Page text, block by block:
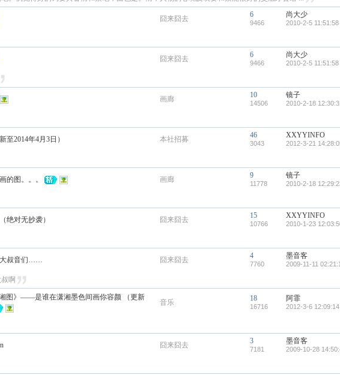
囧来囧去 6
9466
尚大少
2010-2-5 11:51:58
囧来囧去 6
9466
尚大少
2010-2-5 11:51:58
画廊 10
14506
镜子
2010-2-18
至2014年4月3日） 本社招募 46
3043
XXYYINFO
2012-3-21
的图。。。 画廊 9
11778
镜子
2010-2-18
绝对无抄袭） 囧来囧去 15
10766
XXYYINFO
2010-1-23
大叔音们…… 囧来囧去 4
7760
墨音客
2009-11-11
啊
图》——是谁在潇湘墨色间画你容颜 （更新
音乐 18
16716
阿霏
2012-3-6 12:09:14
囧来囧去 3
7181
墨音客
2009-10-28